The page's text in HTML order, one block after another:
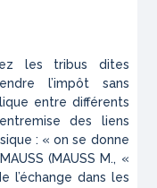
les tribus dites
l’impôt sans
entre différents
des liens
: « on se donne
(MAUSS M., «
l’échange dans les